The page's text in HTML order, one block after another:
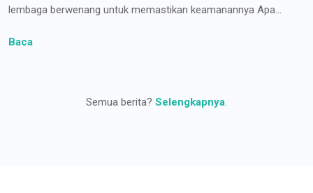
lembaga berwenang untuk memastikan keamanannya Apa...
Baca
Semua berita? Selengkapnya